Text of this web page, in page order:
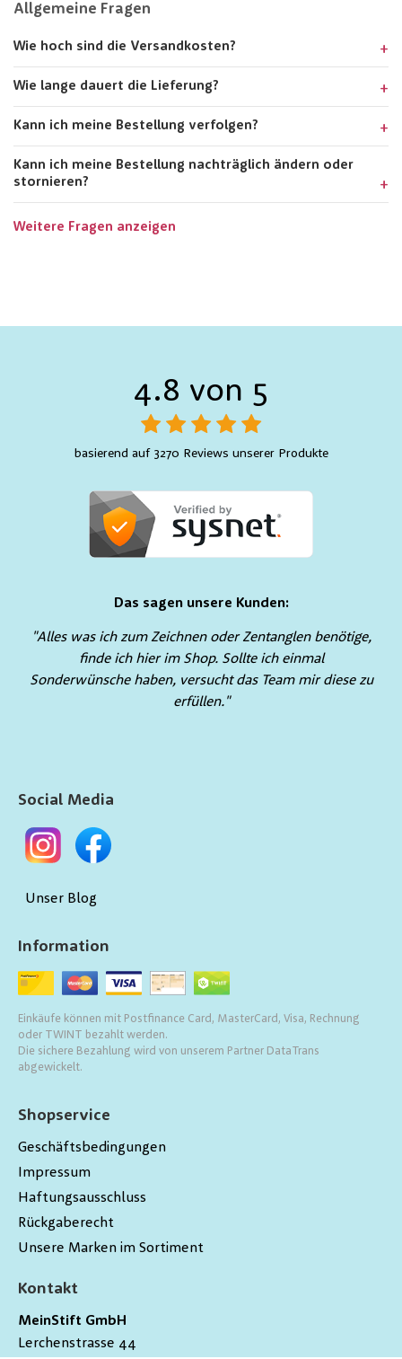
Allgemeine Fragen
Wie hoch sind die Versandkosten?
Wie lange dauert die Lieferung?
Kann ich meine Bestellung verfolgen?
Kann ich meine Bestellung nachträglich ändern oder
stornieren?
Weitere Fragen anzeigen
4.8 von 5
basierend auf 3270 Reviews unserer Produkte
Das sagen unsere Kunden:
"Alles was ich zum Zeichnen oder Zentanglen benötige,
finde ich hier im Shop. Sollte ich einmal
Sonderwünsche haben, versucht das Team mir diese zu
erfüllen."
Kontakt
MeinStift GmbH
Lerchenstrasse 44
Shopservice
Geschäftsbedingungen
Impressum
Haftungsausschluss
Rückgaberecht
Unsere Marken im Sortiment
Information
Einkäufe können mit Postfinance Card, MasterCard, Visa, Rechnung
oder TWINT bezahlt werden.
Die sichere Bezahlung wird von unserem Partner DataTrans
abgewickelt.
Social Media
Unser Blog